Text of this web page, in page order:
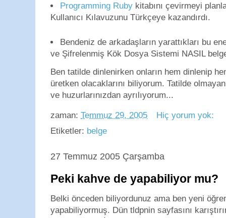
Programming Ruby kitabını çevirmeyi
Kullanıcı Kılavuzunu Türkçeye kazandırdı.
Bendeniz de arkadaşların yarattıkları bu
ve Şifrelenmiş Kök Dosya Sistemi NASIL
Ben tatilde dinlenirken onların hem dinlenip
üretken olacaklarını biliyorum. Tatilde
ve huzurlarınızdan ayrılıyorum...
zaman: Temmuz 29, 2005
Hiç yorum yok:
Etiketler: belge
27 Temmuz 2005 Çarşamba
Peki kahve de yapabiliyor mu?
Belki önceden biliyordunuz ama ben yeni
yapabiliyormuş. Dün tldpnin sayfasını